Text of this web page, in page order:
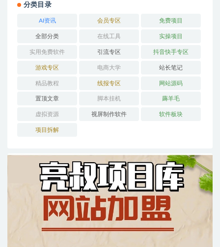
分类目录
AI资讯 会员专区 免费项目
全部分类 在线工具 实操项目
实用免费软件 引流专区 抖音快手专区
游戏专区 电商大学 站长笔记
精品教程 线报专区 网站源码
置顶文章 脚本挂机 薅羊毛
虚拟资源 视屏制作软件 软件板块
项目拆解